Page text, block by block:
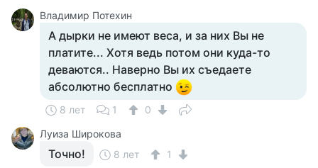
Владимир Потехин
А дырки не имеют веса, и за них Вы не
платите... Хотя ведь потом они куда-то
деваются.. Наверно Вы их съедаете
абсолютно бесплатно
8 лет 1
0
Луиза Широкова
Точно! 8 лет 1